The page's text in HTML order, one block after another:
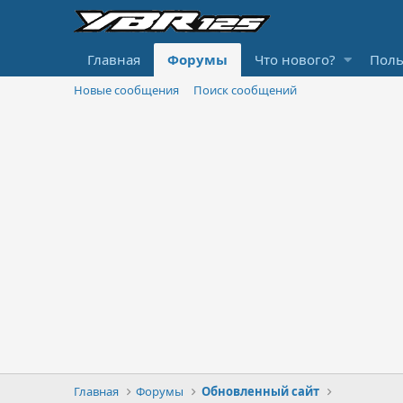
Главная Форумы Что нового?
Новые сообщения Поиск сообщений
Главная Форумы Обновленный сайт